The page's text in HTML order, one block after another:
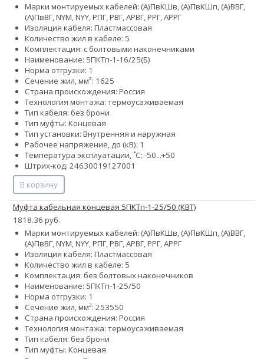
Марки монтируемых кабелей: (А)ПвКШв, (А)ПвКШп, (А)ВВГ,
(А)ПвВГ, NYM, NYY, РПГ, РВГ, АРВГ, РРГ, АРРГ
Изоляция кабеля: Пластмассовая
Количество жил в кабеле: 5
Комплектация: с болтовыми наконечниками
Наименование: 5ПКТп-1-16/25(Б)
Норма отгрузки: 1
Сечение жил, мм²: 1625
Страна происхождения: Россия
Технология монтажа: термоусаживаемая
Тип кабеля: без брони
Тип муфты: Концевая
Тип установки: Внутренняя и наружная
Рабочее напряжение, до (кВ): 1
Температура эксплуатации, ˚С: -50...+50
Штрих-код: 24630019127001
В корзину
Муфта кабельная концевая 5ПКТп-1-25/50 (КВТ)
1818.36 руб.
Марки монтируемых кабелей: (А)ПвКШв, (А)ПвКШп, (А)ВВГ,
(А)ПвВГ, NYM, NYY, РПГ, РВГ, АРВГ, РРГ, АРРГ
Изоляция кабеля: Пластмассовая
Количество жил в кабеле: 5
Комплектация: без болтовых наконечников
Наименование: 5ПКТп-1-25/50
Норма отгрузки: 1
Сечение жил, мм²: 253550
Страна происхождения: Россия
Технология монтажа: термоусаживаемая
Тип кабеля: без брони
Тип муфты: Концевая